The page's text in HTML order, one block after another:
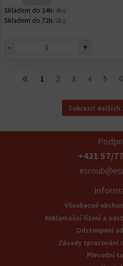
Skladem do 24h: 4ks
Skladem do 72h: 0ks
- +
« 1 2 3 4 5 6
Zobrazit dalších
+421 57/
Všeobecné
Reklamační řízení a
Odstoupení
Zásady zpracování
Převodní